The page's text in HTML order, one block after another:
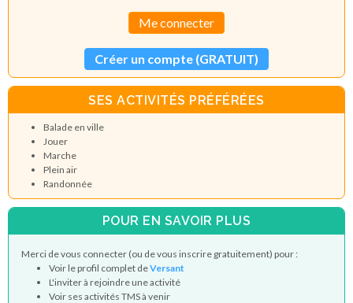
Me connecter
Créer un compte (GRATUIT)
SES ACTIVITÉS PRÉFÉRÉES
Balade en ville
Jouer
Marche
Plein air
Randonnée
POUR EN SAVOIR PLUS
Merci de vous connecter (ou de vous inscrire gratuitement) pour :
Voir le profil complet deVersant
L'inviter à rejoindre une activité
Voir ses activités TMS à venir